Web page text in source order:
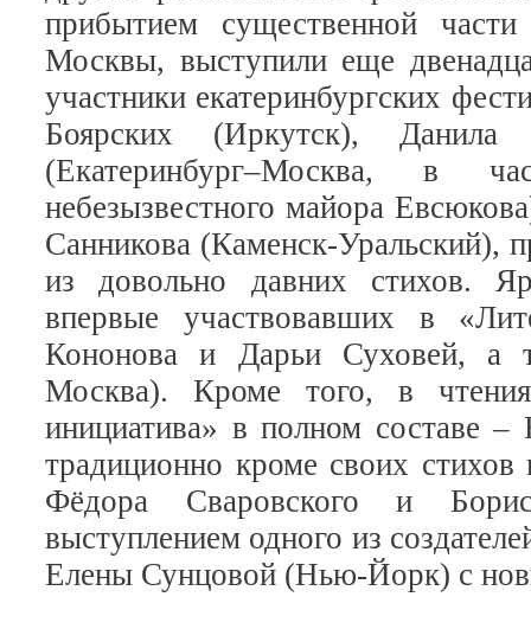
прибытием существенной
Москвы, выступили еще
участники екатеринбургских
Боярских (Иркутск),
(Екатеринбург–Москва, в
небезызвестного майора
Санникова (Каменск-Уральский),
из довольно давних стихов.
впервые участвовавших в
Кононова и Дарьи Суховей, а
Москва). Кроме того, в
инициатива» в полном составе
традиционно кроме своих
Фёдора Сваровского и
выступлением одного из
Елены Сунцовой (Нью-Йорк) с